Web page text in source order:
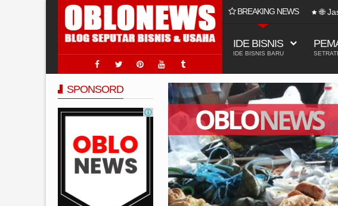
BREAKING NEWS
Jasa Sumur Bor? 🌐
IDE BISNIS
IDE BISNIS BARU
SPONSORD